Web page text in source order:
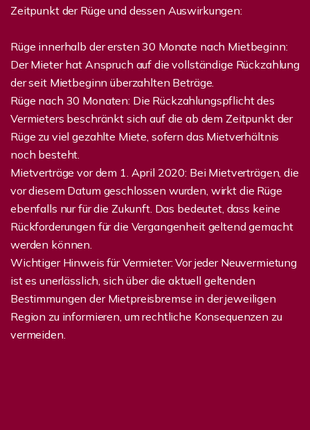
Zeitpunkt der Rüge und dessen Auswirkungen:
Rüge innerhalb der ersten 30 Monate nach Mietbeginn:
Der Mieter hat Anspruch auf die vollständige Rückzahlung
der seit Mietbeginn überzahlten Beträge.
Rüge nach 30 Monaten: Die Rückzahlungspflicht des
Vermieters beschränkt sich auf die ab dem Zeitpunkt der
Rüge zu viel gezahlte Miete, sofern das Mietverhältnis
noch besteht.
Mietverträge vor dem 1. April 2020: Bei Mietverträgen, die
vor diesem Datum geschlossen wurden, wirkt die Rüge
ebenfalls nur für die Zukunft. Das bedeutet, dass keine
Rückforderungen für die Vergangenheit geltend gemacht
werden können.
Wichtiger Hinweis für Vermieter: Vor jeder Neuvermietung
ist es unerlässlich, sich über die aktuell geltenden
Bestimmungen der Mietpreisbremse in der jeweiligen
Region zu informieren, um rechtliche Konsequenzen zu
vermeiden.